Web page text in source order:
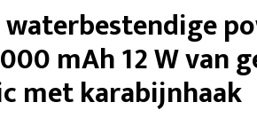
waterbestendige
mAh 12 W van
met karabijnhaak